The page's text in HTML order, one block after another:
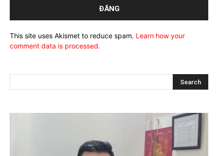
This site uses Akismet to reduce spam. Learn how your
comment data is processed.